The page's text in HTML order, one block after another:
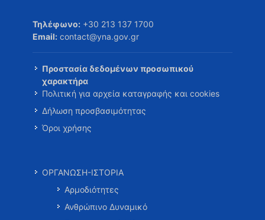
Τηλέφωνο: +30 213 137 1700
Email: contact@yna.gov.gr
Προστασία δεδομένων προσωπικού
χαρακτήρα
Πολιτική για αρχεία καταγραφής και cookies
Δήλωση προσβασιμότητας
Όροι χρήσης
ΟΡΓΑΝΩΣΗ-ΙΣΤΟΡΙΑ
Αρμοδιότητες
Ανθρώπινο Δυναμικό